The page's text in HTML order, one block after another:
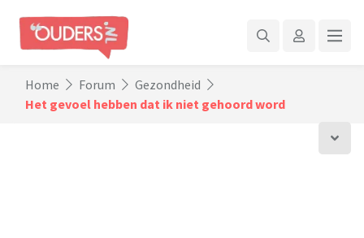
Home Forum
Gezondheid
Het gevoel hebben dat ik niet gehoord word